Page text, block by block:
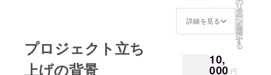
プロジェクト立ち
上げの背景
カ
ラー：
100%
・サイ
・内
容：The
First
Cry
Live
2024
詳細を見る
リ
タ
ー
ン
を
選
択
す
る
10,
000 円